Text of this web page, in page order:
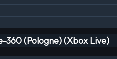
360 (Pologne) (Xbox Live)